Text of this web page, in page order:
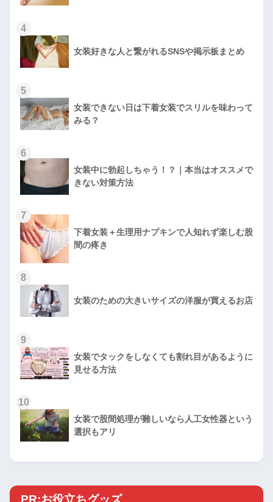
4
女装好きな人と繋がれるSNSや掲示板まとめ
5
女装できない日は下着女装でスリルを味わって
みる？
6
女装中に勃起しちゃう！？｜本当はオススメで
きない対策方法
7
下着女装＋生理用ナプキンで人知れず楽しむ股
間の疼き
8
女装のための大きいサイズの洋服が買えるお店
9
女装でタックをしなくても割れ目があるように
見せる方法
10
女装で股間処理が難しいなら人工女性器という
選択もアリ
PR:お役立ちグッズ